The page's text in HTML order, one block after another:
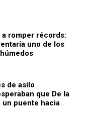
a romper récords:
uno de los
de asilo
que De la
un puente hacia